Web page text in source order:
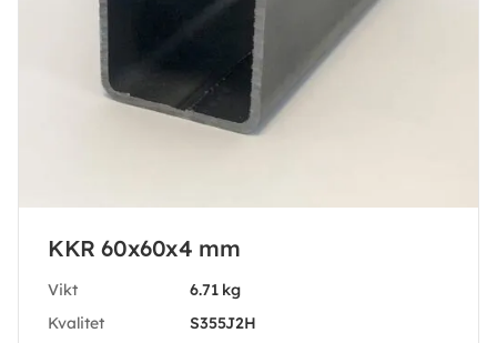
KKR 60x60x4 mm
Vikt
6.71 kg
Kvalitet
S355J2H